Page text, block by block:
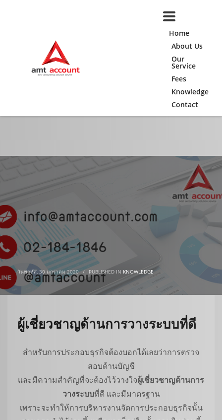
Home
About Us
Our
Service
Fees
Knowledge
Contact
วันพฤหัส, 30 มกราคม 2020 / PUBLISHED IN KNOWLEDGE
ผู้เชี่ยวชาญด้านการวางระบบที่ดี
สำหรับการประกอบธุรกิจต้องบอกได้เลยว่าการตรวจ
สอบด้านบัญชี
และมีความสำคัญที่จะต้องไว้วางใจผู้เชี่ยวชาญด้านการ
วางระบบที่ดี และมีมาตรฐาน
เพราะจะทำให้การบริหารงานจัดการประกอบธุรกิจนั้น